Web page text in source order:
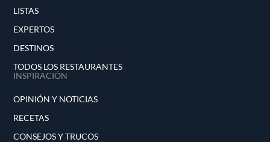
LISTAS
EXPERTOS
DESTINOS
TODOS LOS RESTAURANTES
INSPIRACIÓN
OPINIÓN Y NOTICIAS
RECETAS
CONSEJOS Y TRUCOS